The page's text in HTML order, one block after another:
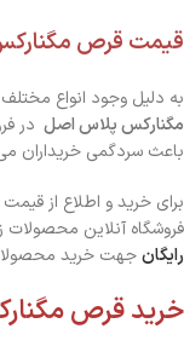
قیمت قرص مگنارکس
به دلیل وجود انواع
مگنارکس پلاس اصل در
باعث سردگمی خریداران
برای خرید و اطلاع از
فروشگاه آنلاین
رایگانجهت خرید
خرید قرص